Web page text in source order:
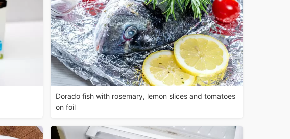
Dorado fish with rosemary, lemon slices and tomatoes
on foil